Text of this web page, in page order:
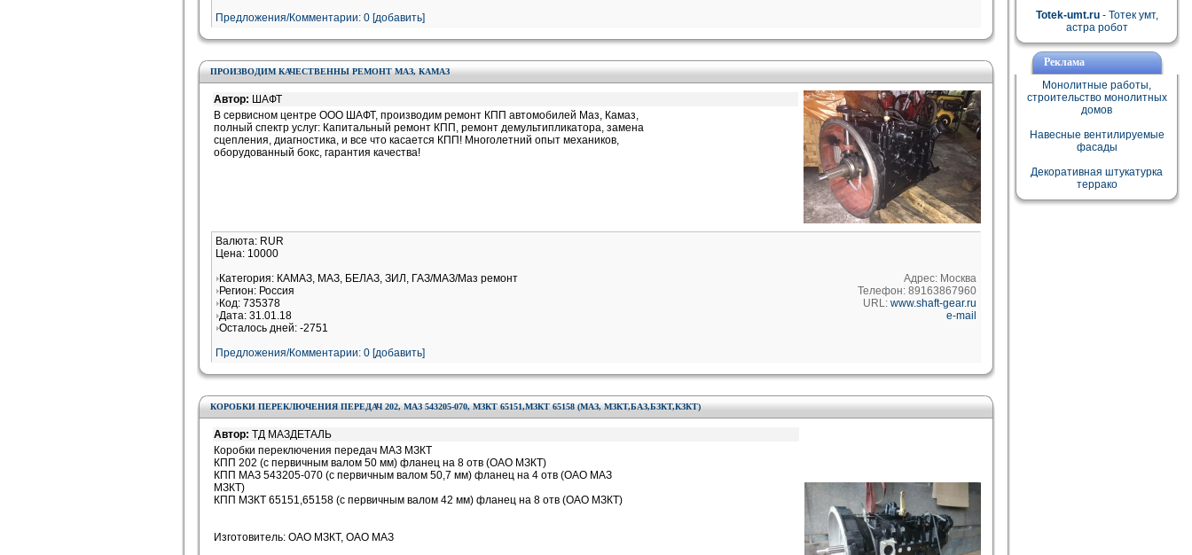
Предложения/Комментарии: 0 [добавить]
ПРОИЗВОДИМ КАЧЕСТВЕННЫ РЕМОНТ МАЗ, КАМАЗ
Автор: ШАФТ
В сервисном центре ООО ШАФТ, производим ремонт КПП автомобилей Маз, Камаз,
полный спектр услуг: Капитальный ремонт КПП, ремонт демультипликатора, замена
сцепления, диагностика, и все что касается КПП! Многолетний опыт механиков,
оборудованный бокс, гарантия качества!
Валюта: RUR
Цена: 10000
Категория: КАМАЗ, МАЗ, БЕЛАЗ, ЗИЛ, ГАЗ/МАЗ/Маз ремонт
Регион: Россия
Код: 735378
Дата: 31.01.18
Осталось дней: -2751
Предложения/Комментарии: 0 [добавить]
Адрес: Москва
Телефон: 89163867960
URL: www.shaft-gear.ru
e-mail
КОРОБКИ ПЕРЕКЛЮЧЕНИЯ ПЕРЕДАЧ 202, МАЗ 543205-070, МЗКТ 65151,МЗКТ 65158 (МАЗ, МЗКТ,БАЗ,БЗКТ,КЗКТ)
Автор: ТД МАЗДЕТАЛЬ
Коробки переключения передач МАЗ МЗКТ
КПП 202 (с первичным валом 50 мм) фланец на 8 отв (ОАО МЗКТ)
КПП МАЗ 543205-070 (с первичным валом 50,7 мм) фланец на 4 отв (ОАО МАЗ
МЗКТ)
КПП МЗКТ 65151,65158 (с первичным валом 42 мм) фланец на 8 отв (ОАО МЗКТ)
Изготовитель: ОАО МЗКТ, ОАО МАЗ
Totek-umt.ru- Тотек умт,
астра робот
Реклама
Монолитные работы,
строительство монолитных
домов
Навесные вентилируемые
фасады
Декоративная штукатурка
террако